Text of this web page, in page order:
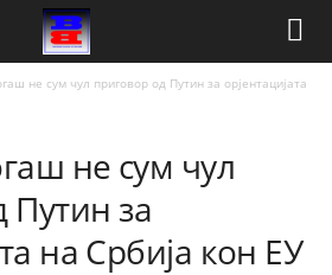
не сум чул приговор од Путин за орјентацијата
не сум чул
Путин за
на Србија кон ЕУ